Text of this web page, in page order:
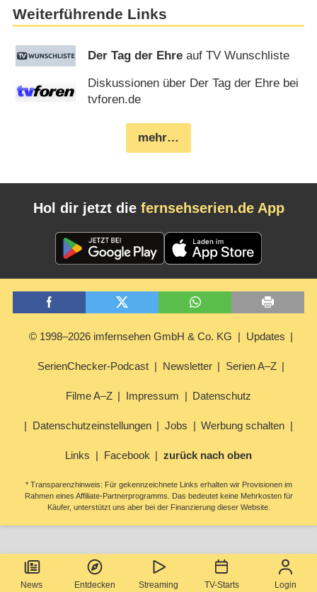
News Entdecken Streaming TV-Starts Login
Weiterführende Links
Der Tag der Ehre auf TV Wunschliste
Diskussionen über Der Tag der Ehre bei
tvforen.de
mehr…
Hol dir jetzt die fernsehserien.de App
© 1998–2026 imfernsehen GmbH & Co. KG Updates
SerienChecker-Podcast Newsletter Serien A–Z
Filme A–Z Impressum Datenschutz
Datenschutzeinstellungen Jobs Werbung schalten
Links Facebook zurück nach oben
* Transparenzhinweis: Für gekennzeichnete Links erhalten wir Provisionen im
Rahmen eines Affiliate-Partnerprogramms. Das bedeutet keine Mehrkosten für
Käufer, unterstützt uns aber bei der Finanzierung dieser Website.